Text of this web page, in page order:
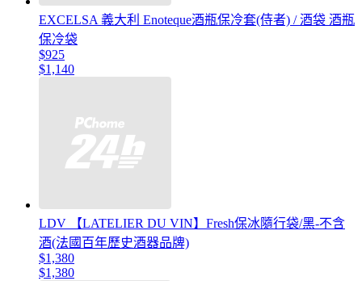
EXCELSA 義大利 Enoteque酒瓶保冷套(侍者) / 酒袋 酒瓶
保冷袋
$925
$1,140
LDV 【LATELIER DU VIN】Fresh保冰隨行袋/黑-不含
酒(法國百年歷史酒器品牌)
$1,380
$1,380